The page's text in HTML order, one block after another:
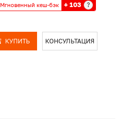
Мгновенный кеш-бэк + 103 ?
КУПИТЬ КОНСУЛЬТАЦИЯ